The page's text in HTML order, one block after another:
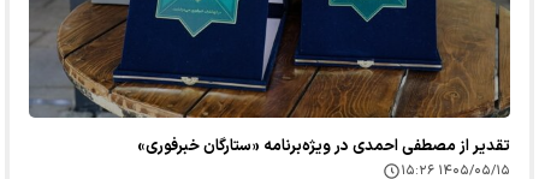
تقدیر از مصطفی احمدی در ویژه‌برنامه «ستارگان خبرفوری»
۱۴۰۵/۰۵/۱۵ ۱۵:۲۶